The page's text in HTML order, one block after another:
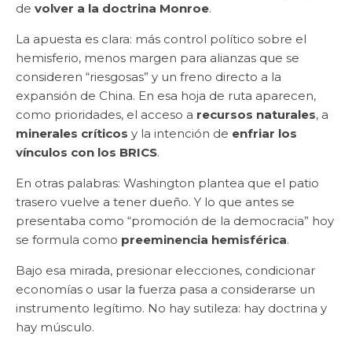
de volver a la doctrina Monroe.
La apuesta es clara: más control político sobre el
hemisferio, menos margen para alianzas que se
consideren “riesgosas” y un freno directo a la
expansión de China. En esa hoja de ruta aparecen,
como prioridades, el acceso a recursos naturales, a
minerales críticos y la intención de enfriar los
vínculos con los BRICS.
En otras palabras: Washington plantea que el patio
trasero vuelve a tener dueño. Y lo que antes se
presentaba como “promoción de la democracia” hoy
se formula como preeminencia hemisférica.
Bajo esa mirada, presionar elecciones, condicionar
economías o usar la fuerza pasa a considerarse un
instrumento legítimo. No hay sutileza: hay doctrina y
hay músculo.